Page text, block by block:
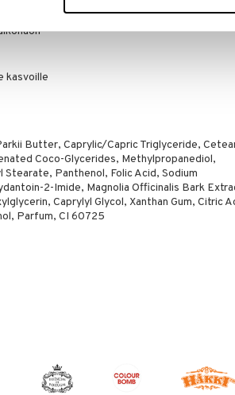
kasvoille
Butter, Caprylic/Capric Triglyceride,
Coco-Glycerides, Methylpropanediol,
Panthenol, Folic Acid, Sodium
2-Imide, Magnolia Officinalis Bark
Caprylyl Glycol, Xanthan Gum, Citric
Parfum, CI 60725